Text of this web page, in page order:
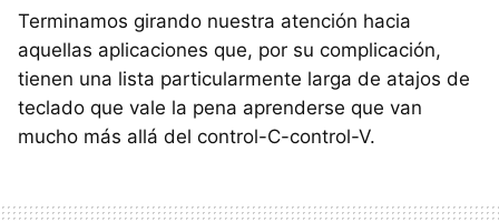
Terminamos girando nuestra atención hacia
aquellas aplicaciones que, por su complicación,
tienen una lista particularmente larga de atajos de
teclado que vale la pena aprenderse que van
mucho más allá del control-C-control-V.